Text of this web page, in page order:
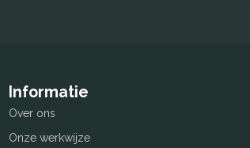
Informatie
Over ons
Onze werkwijze